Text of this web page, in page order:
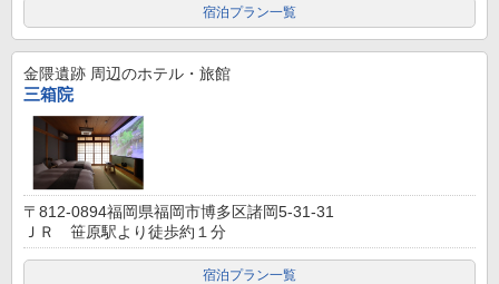
宿泊プラン一覧
金隈遺跡 周辺のホテル・旅館
三箱院
〒812-0894福岡県福岡市博多区諸岡5-31-31
ＪＲ 笹原駅より徒歩約１分
宿泊プラン一覧